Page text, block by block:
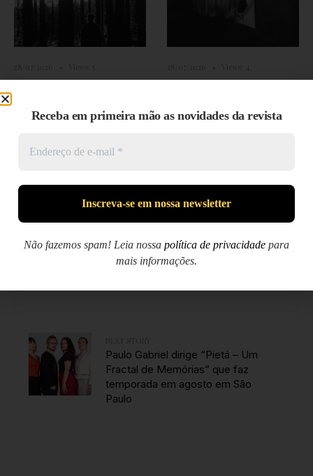
deveriam ser ditas
envelhecerem
Agenda Cultural
Paulo Gabriel dirige “Pietá – Um
Fractal de Memórias” que faz
temporada em agosto em São
Paulo
Receba em primeira mão as novidades da revista
Não fazemos spam! Leia nossa política de privacidade para
mais informações.